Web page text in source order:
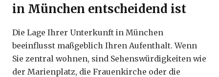
in München entscheidend ist
Die Lage Ihrer Unterkunft in München
beeinflusst maßgeblich Ihren Aufenthalt. Wenn
Sie zentral wohnen, sind Sehenswürdigkeiten wie
der Marienplatz, die Frauenkirche oder die